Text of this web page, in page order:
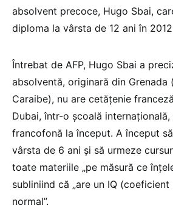
absolvent precoce, Hugo Sbai,
diploma la vârsta de 12 ani în
Întrebat de AFP, Hugo Sbai a
absolventă, originară din Grenada
Caraibe), nu are cetăţenie
Dubai, într-o şcoală internaţională,
francofonă la început. A început
vârsta de 6 ani şi să urmeze
toate materiile „pe măsură ce
subliniind că „are un IQ (coeficient
normal”.